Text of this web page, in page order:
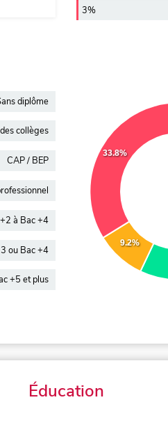
3%
diplôme
collèges
CAP / BEP
à Bac +4
ou Bac +4
+5 et plus
9.2%
33.8%
Éducation